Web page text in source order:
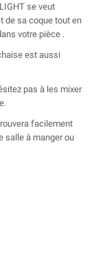
se veut
de sa coque tout en
votre pièce .
est aussi
pas à les mixer
facilement
salle à manger ou